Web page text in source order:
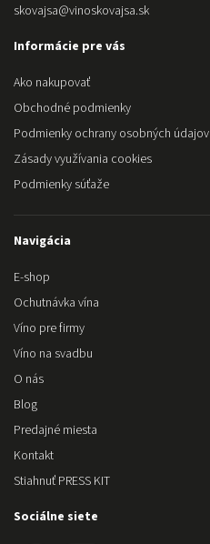
skovajsa@vinoskovajsa.sk
Informácie pre vás
Ako nakupovať
Obchodné podmienky
Podmienky ochrany osobných údajov
Zásady využívania cookies
Podmienky súťaže
Navigácia
E-shop
Ochutnávka vína
Víno pre firmy
Víno na svadbu
O nás
Blog
Predajné miesta
Kontakt
Stiahnuť PRESS KIT
Sociálne siete